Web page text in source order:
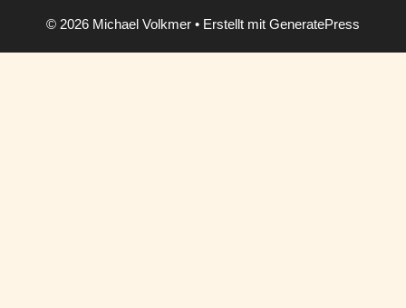
© 2026 Michael Volkmer • Erstellt mit GeneratePress